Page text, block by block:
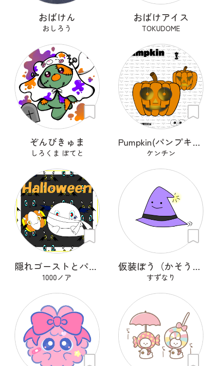
おばけん
おしろう
おばけアイス
TOKUDOME
ぞんびきゅま
しろくま ぽてと
Pumpkin(パンプキン)
ケンチン
隠れゴーストとパタカボチャ
1000ノア
仮装ぼう（かそうぼう）
すずなり